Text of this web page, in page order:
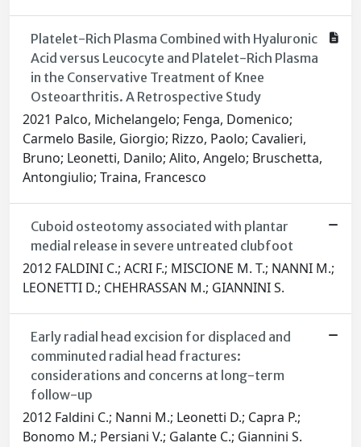
Platelet-Rich Plasma Combined with Hyaluronic
Acid versus Leucocyte and Platelet-Rich Plasma
in the Conservative Treatment of Knee
Osteoarthritis. A Retrospective Study
2021 Palco, Michelangelo; Fenga, Domenico;
Carmelo Basile, Giorgio; Rizzo, Paolo; Cavalieri,
Bruno; Leonetti, Danilo; Alito, Angelo; Bruschetta,
Antongiulio; Traina, Francesco
Cuboid osteotomy associated with plantar
medial release in severe untreated clubfoot
2012 FALDINI C.; ACRI F.; MISCIONE M. T.; NANNI M.;
LEONETTI D.; CHEHRASSAN M.; GIANNINI S.
Early radial head excision for displaced and
comminuted radial head fractures:
considerations and concerns at long-term
follow-up
2012 Faldini C.; Nanni M.; Leonetti D.; Capra P.;
Bonomo M.; Persiani V.; Galante C.; Giannini S.